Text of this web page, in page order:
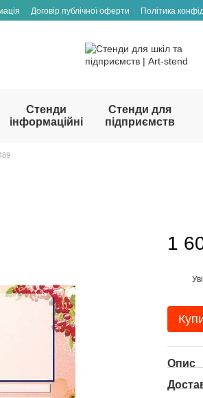
Договір публічної оферти Політика
Стенди
інформаційні
Стенди для
підприємств
1
Опис